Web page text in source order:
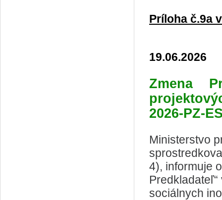
Príloha č.9a
19.06.2026
Zmena
2026-PZ-
Ministerstvo
4), informuje
sociálnych